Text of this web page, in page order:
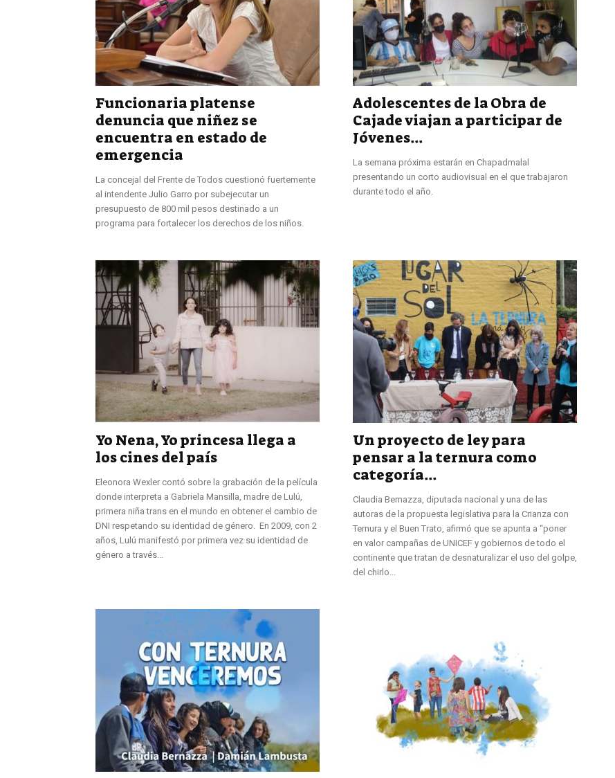
Funcionaria platense
denuncia que niñez se
encuentra en estado de
emergencia
La concejal del Frente de Todos cuestionó fuertemente
al intendente Julio Garro por subejecutar un
presupuesto de 800 mil pesos destinado a un
programa para fortalecer los derechos de los niños.
Adolescentes de la Obra de
Cajade viajan a participar de
Jóvenes...
La semana próxima estarán en Chapadmalal
presentando un corto audiovisual en el que trabajaron
durante todo el año.
Yo Nena, Yo princesa llega a
los cines del país
Eleonora Wexler contó sobre la grabación de la película
donde interpreta a Gabriela Mansilla, madre de Lulú,
primera niña trans en el mundo en obtener el cambio de
DNI respetando su identidad de género. En 2009, con 2
años, Lulú manifestó por primera vez su identidad de
género a través...
Un proyecto de ley para
pensar a la ternura como
categoría...
Claudia Bernazza, diputada nacional y una de las
autoras de la propuesta legislativa para la Crianza con
Ternura y el Buen Trato, afirmó que se apunta a “poner
en valor campañas de UNICEF y gobiernos de todo el
continente que tratan de desnaturalizar el uso del golpe,
del chirlo...